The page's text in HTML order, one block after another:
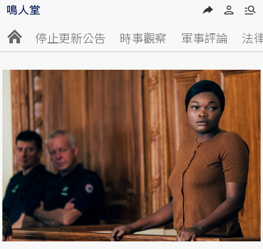
停止更新公告 時事觀察 軍事評論 法